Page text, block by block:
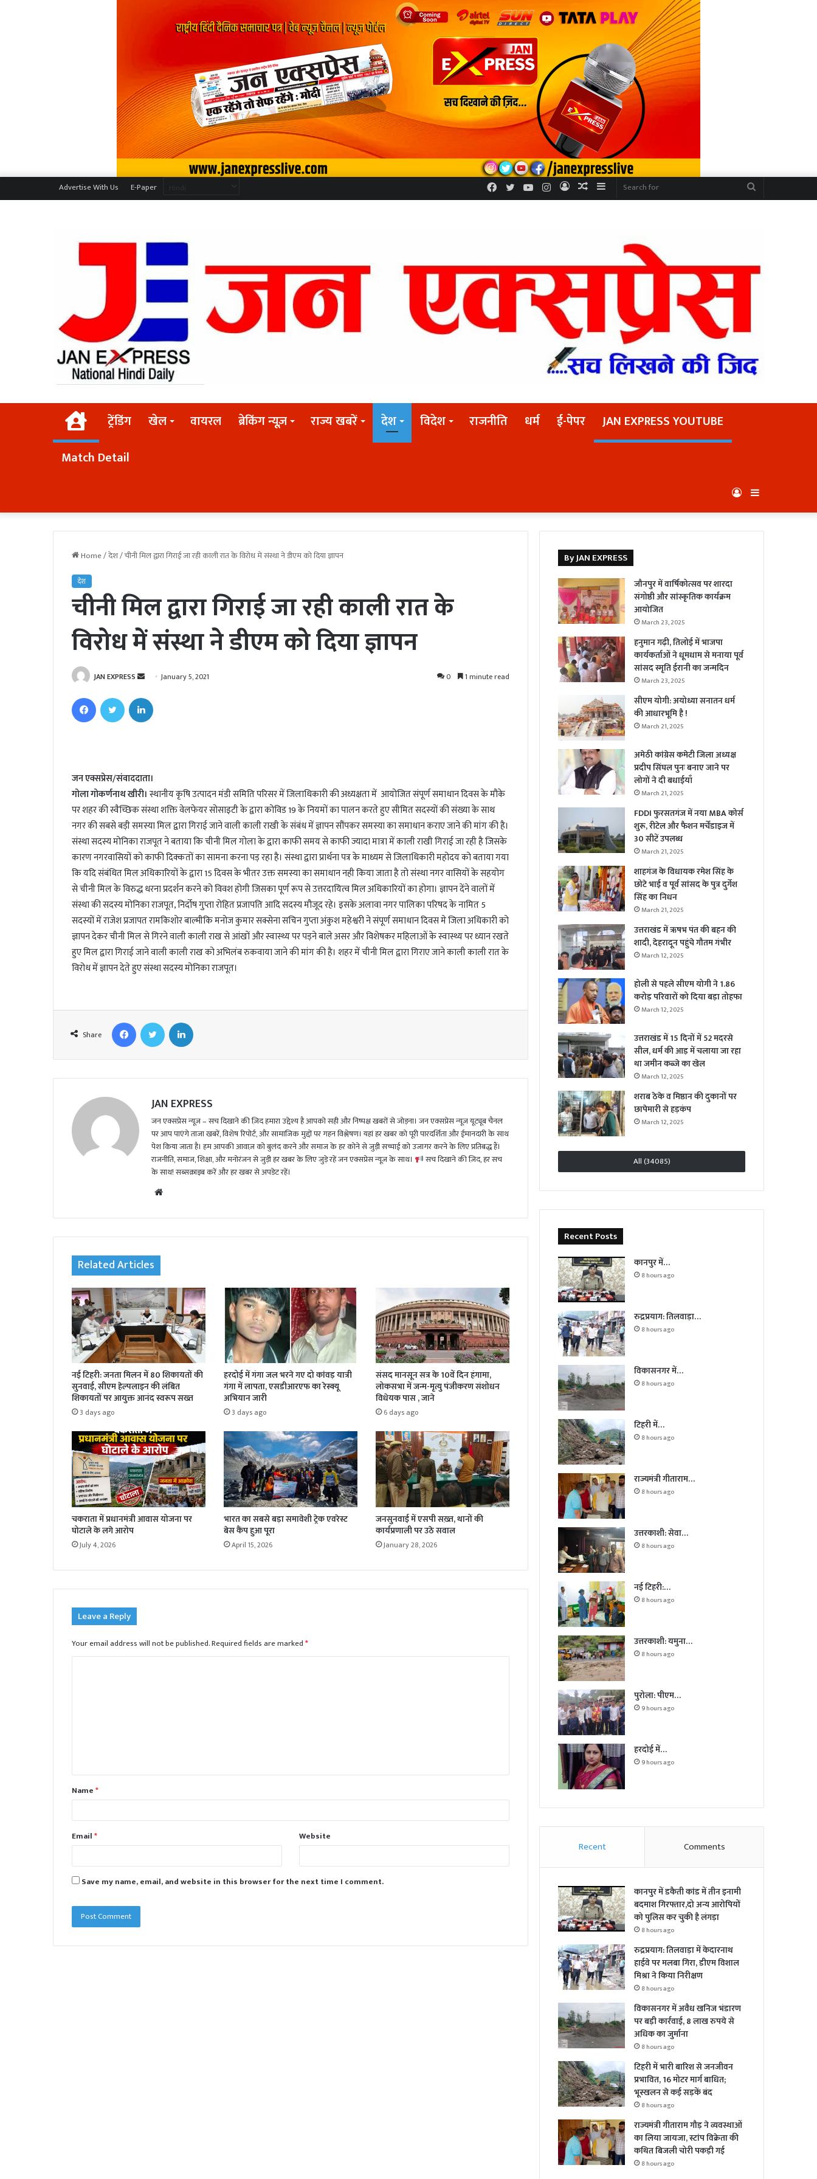
Advertise With Us E-Paper Sidebar
Random
Log
Instagram
YouTube
Twitter
Facebook
Homeट्रेंडिंग खेल वायरल ब्रेकिंग न्यूज़ राज्य खबरें देश विदेश राजनीति धर्म ई-पेपर
JAN EXPRESS YOUTUBE
Match Detail
Log
In
Home/देश/चीनी मिल द्वारा गिराई जा रही काली रात के विरोध में संस्था ने डीएम को दिया ज्ञापन
देश
चीनी मिल द्वारा गिराई जा रही काली रात के
विरोध में संस्था ने डीएम को दिया ज्ञापन
JAN EXPRESS
d
m
a
i
l
January 5, 2021 0 1 minute read
जन एक्सप्रेस/संवाददाता।
गोला गोकर्णनाथ खीरी। स्थानीय कृषि उत्पादन मंडी समिति परिसर में जिलाधिकारी की अध्यक्षता में आयोजित संपूर्ण समाधान दिवस के मौके
पर शहर की स्वैच्छिक संस्था शक्ति वेलफेयर सोसाइटी के द्वारा कोविड 19 के नियमों का पालन करते हुए सीमित सदस्यों की संख्या के साथ
नगर की सबसे बड़ी समस्या मिल द्वारा गिराई जाने वाली काली राखी के संबंध में ज्ञापन सौंपकर समस्या का समाधान कराए जाने की मांग की है।
संस्था सदस्य मोनिका राजपूत ने बताया कि चीनी मिल गोला के द्वारा काफी समय से काफी ज्यादा मात्रा में काली राखी गिराई जा रही है जिसके
कारण नगरवासियों को काफी दिक्कतों का सामना करना पड़ रहा है। संस्था द्वारा प्रार्थना पत्र के माध्यम से जिलाधिकारी महोदय को बताया गया
कि यदि संबंधित मिल अधिकारियों के द्वारा 15 दिवस के भीतर उक्त समस्या का समाधान नही किया जाता है तो संस्था नगर वासियों के सहयोग
से चीनी मिल के विरुद्ध धरना प्रदर्शन करने को विवश होगी जिसका पूर्ण रूप से उत्तरदायित्व मिल अधिकारियों का होगा। ज्ञापन देंने वालों में
संस्था की सदस्य मोनिका राजपूत, निर्दोष गुप्ता रोहित प्रजापति आदि सदस्य मौजूद रहे। इसके अलावा नगर पालिका परिषद के नामित 5
सदस्यों में राजेश प्रजापत रामकिशोर बाल्मीकि मनोज कुमार सक्सेना सचिन गुप्ता अंकुश महेश्वरी ने संपूर्ण समाधान दिवस मे जिला अधिकारी को
ज्ञापन देकर चीनी मिल से गिरने वाली काली राख से आंखों और स्वास्थ्य पर पड़ने बाले असर और विशेषकर महिलाओं के स्वास्थ्य पर ध्यान रखते
हुए मिल द्वारा गिराई जाने वाली काली राख को अभिलंब रुकवाया जाने की मांग की है। शहर में चीनी मिल द्वारा गिराए जाने काली काली रात के
विरोध में ज्ञापन देते हुए संस्था सदस्य मोनिका राजपूत।
Share
JAN EXPRESS
जन एक्सप्रेस न्यूज़ – सच दिखाने की ज़िद हमारा उद्देश्य है आपको सही और निष्पक्ष खबरों से जोड़ना। जन एक्सप्रेस न्यूज़ यूट्यूब चैनल
पर आप पाएंगे ताजा खबरें, विशेष रिपोर्ट, और सामाजिक मुद्दों पर गहन विश्लेषण। यहां हर खबर को पूरी पारदर्शिता और ईमानदारी के साथ
पेश किया जाता है। हम आपकी आवाज़ को बुलंद करने और समाज के हर कोने से जुड़ी सच्चाई को उजागर करने के लिए प्रतिबद्ध हैं।
राजनीति, समाज, शिक्षा, और मनोरंजन से जुड़ी हर खबर के लिए जुड़े रहें जन एक्सप्रेस न्यूज़ के साथ।
सच दिखाने की ज़िद, हर सच
के साथ! सब्सक्राइब करें और हर खबर से अपडेट रहें।
te
Related Articles
नई टिहरी: जनता मिलन में 80 शिकायतों की
सुनवाई, सीएम हेल्पलाइन की लंबित
शिकायतों पर आयुक्त आनंद स्वरूप सख्त
3 days ago
हरदोई में गंगा जल भरने गए दो कांवड़ यात्री
गंगा में लापता, एसडीआरएफ का रेस्क्यू
अभियान जारी
3 days ago
संसद मानसून सत्र के 10वें दिन हंगामा,
लोकसभा में जन्म-मृत्यु पंजीकरण संशोधन
विधेयक पास , जाने
6 days ago
चकराता में प्रधानमंत्री आवास योजना पर
घोटाले के लगे आरोप
July 4, 2026
भारत का सबसे बड़ा समावेशी ट्रेक एवरेस्ट
बेस कैंप हुआ पूरा
April 15, 2026
जनसुनवाई में एसपी सख़्त, थानों की
कार्यप्रणाली पर उठे सवाल
January 28, 2026
Leave a Reply
Your email address will not be published.Required fields are marked*
t
*Name*
Email* Website
Save my name, email, and website in this browser for the next time I comment.
By JAN EXPRESS
जौनपुर में वार्षिकोत्सव पर शारदा
संगोष्ठी और सांस्कृतिक कार्यक्रम
आयोजित
March 23, 2025
हनुमान गढ़ी, तिलोई में भाजपा
कार्यकर्ताओं ने धूमधाम से मनाया पूर्व
सांसद स्मृति ईरानी का जन्मदिन
March 23, 2025
सीएम योगी: अयोध्या सनातन धर्म
की आधारभूमि है !
March 21, 2025
अमेठी कांग्रेस कमेटी जिला अध्यक्ष
प्रदीप सिंघल पुनः बनाए जाने पर
लोगों ने दी बधाईयाँ
March 21, 2025
FDDI फुरसतगंज में नया MBA कोर्स
शुरू, रीटेल और फैशन मर्चेंडाइज में
30 सीटें उपलब्ध
March 21, 2025
शाहगंज के विधायक रमेश सिंह के
छोटे भाई व पूर्व सांसद के पुत्र दुर्गेश
सिंह का निधन
March 21, 2025
उत्तराखंड में ऋषभ पंत की बहन की
शादी, देहरादून पहुंचे गौतम गंभीर
March 12, 2025
होली से पहले सीएम योगी ने 1.86
करोड़ परिवारों को दिया बड़ा तोहफा
March 12, 2025
उत्तराखंड में 15 दिनों में 52 मदरसे
सील, धर्म की आड़ में चलाया जा रहा
था जमीन कब्जे का खेल
March 12, 2025
शराब ठेके व मिष्ठान की दुकानों पर
छापेमारी से हड़कंप
March 12, 2025
All (34085)
Recent Posts
कानपुर में…
8 hours ago
रुद्रप्रयाग: तिलवाड़ा…
8 hours ago
विकासनगर में…
8 hours ago
टिहरी में…
8 hours ago
राज्यमंत्री गीताराम…
8 hours ago
उत्तरकाशी: सेवा…
8 hours ago
नई टिहरी:…
8 hours ago
उत्तरकाशी: यमुना…
8 hours ago
पुरोला: पीएम…
9 hours ago
हरदोई में…
9 hours ago
Recent Comments
कानपुर में डकैती कांड में तीन इनामी
बदमाश गिरफ्तार,दो अन्य आरोपियों
को पुलिस कर चुकी है लंगड़ा
8 hours ago
रुद्रप्रयाग: तिलवाड़ा में केदारनाथ
हाईवे पर मलबा गिरा, डीएम विशाल
मिश्रा ने किया निरीक्षण
8 hours ago
विकासनगर में अवैध खनिज भंडारण
पर बड़ी कार्रवाई, 8 लाख रुपये से
अधिक का जुर्माना
8 hours ago
टिहरी में भारी बारिश से जनजीवन
प्रभावित, 16 मोटर मार्ग बाधित;
भूस्खलन से कई सड़कें बंद
8 hours ago
राज्यमंत्री गीताराम गौड़ ने व्यवस्थाओं
का लिया जायजा, स्टांप विक्रेता की
कथित बिजली चोरी पकड़ी गई
8 hours ago